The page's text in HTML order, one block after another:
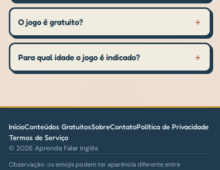
O jogo é gratuito?
Para qual idade o jogo é indicado?
InícioConteúdos GratuitosSobreContatoPolítica de Privacidade
Termos de Serviço
© 2026 Aprenda Falar Inglês
Observação: os emojis podem ter aparência diferente entre